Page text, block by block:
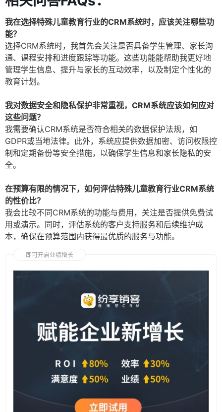
我在选择特殊儿童教育行业的CRM系统时，应该关注哪些功
能？
选择CRM系统时，我首先会关注是否具备学生管理、家长沟
通、课程安排和进度跟踪等功能。这些功能能帮助我更好地
管理学生信息、提升与家长的互动效率，以及制定个性化的
教育计划。
我对数据安全和隐私保护非常重视，CRM系统应该如何应对
这些问题？
我需要确认CRM系统是否符合相关的数据保护法规，如
GDPR或当地法律。此外，系统应提供数据加密、访问权限控
制和定期备份等安全措施，以确保学生信息和家长隐私的安
全。
在预算有限的情况下，如何评估特殊儿童教育行业CRM系统
的性价比？
我会比较不同CRM系统的功能与费用，关注是否提供免费试
用或演示。同时，评估系统的客户支持服务和后续维护成
本，确保在预算范围内获得最优质的服务与功能。
即可开启业绩增长